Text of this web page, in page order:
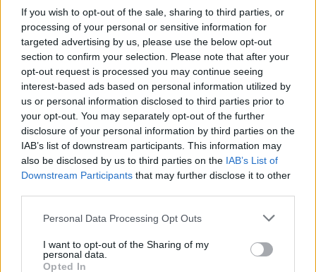
If you wish to opt-out of the sale, sharing to third parties, or
processing of your personal or sensitive information for
targeted advertising by us, please use the below opt-out
section to confirm your selection. Please note that after your
opt-out request is processed you may continue seeing
interest-based ads based on personal information utilized by
us or personal information disclosed to third parties prior to
your opt-out. You may separately opt-out of the further
disclosure of your personal information by third parties on the
IAB’s list of downstream participants. This information may
also be disclosed by us to third parties on the IAB’s List of
Downstream Participants that may further disclose it to other
Personal Data Processing Opt Outs
I want to opt-out of the Sharing of my
personal data.
Opted In
CHOROBA WIEŃCOWA
Wstrząs kardiogenny (WK) to jedna z najgorzej rokujących
patologia układu krążenia spowodowana niedostatecznym